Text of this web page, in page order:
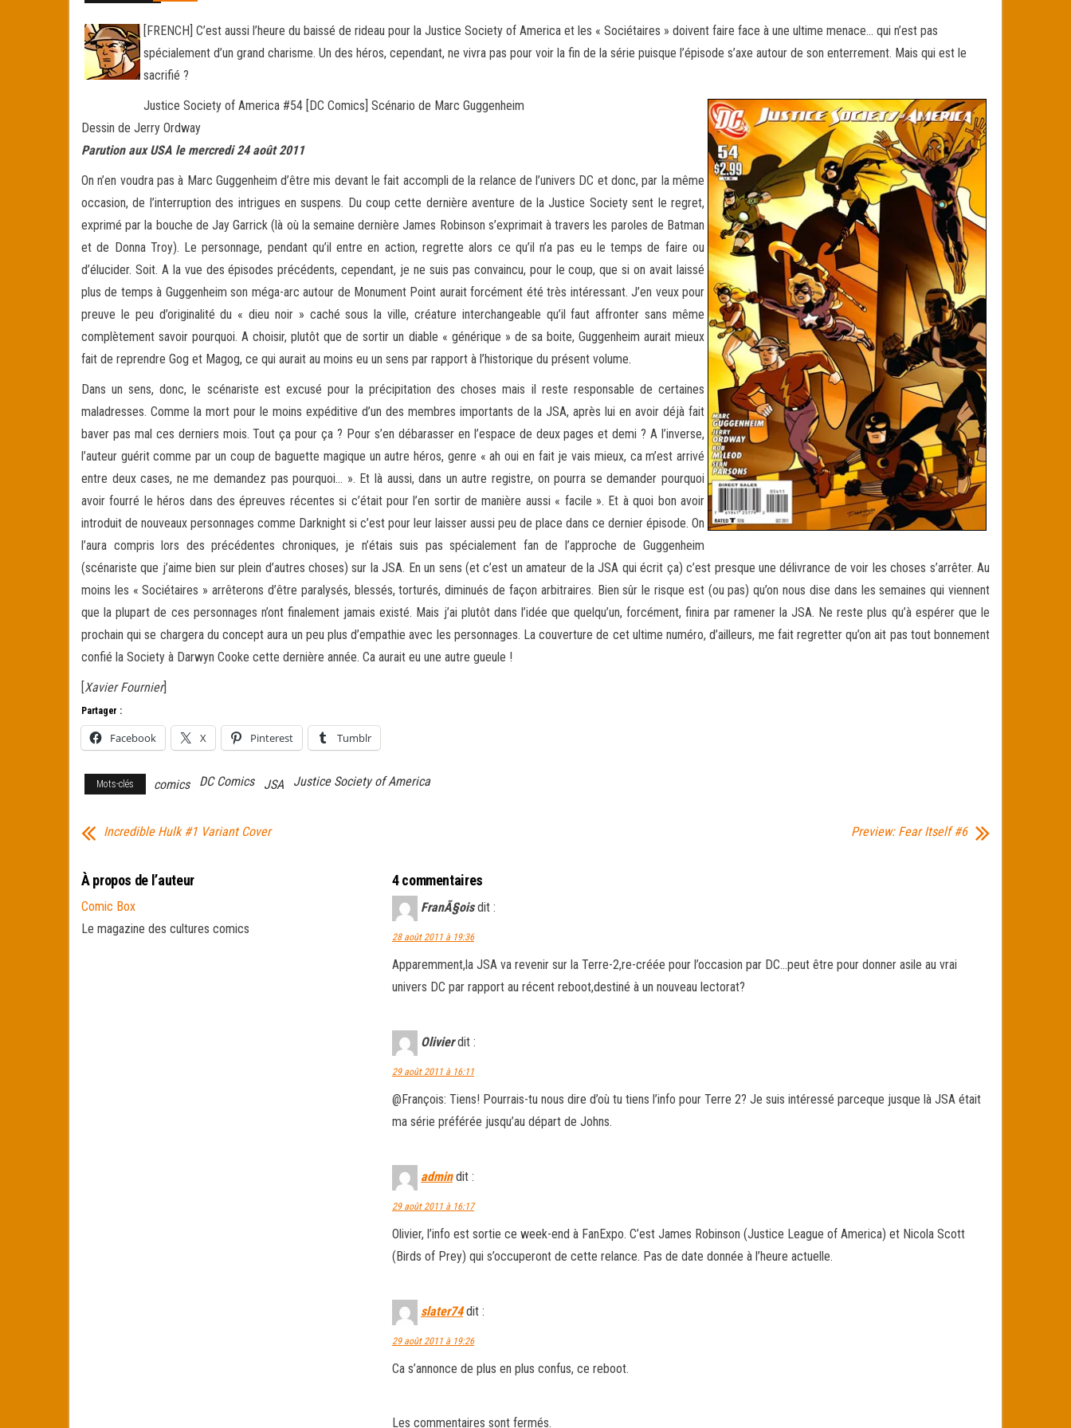
[FRENCH] C’est aussi l’heure du baissé de rideau pour la Justice Society of America et les « Sociétaires » doivent faire face à une ultime menace… qui n’est pas
spécialement d’un grand charisme. Un des héros, cependant, ne vivra pas pour voir la fin de la série puisque l’épisode s’axe autour de son enterrement. Mais qui est le
sacrifié ?
Justice Society of America #54 [DC Comics] Scénario de Marc Guggenheim
Dessin de Jerry Ordway
Parution aux USA le mercredi 24 août 2011
On n’en voudra pas à Marc Guggenheim d’être mis devant le fait accompli de la relance de l’univers DC et donc, par la même
occasion, de l’interruption des intrigues en suspens. Du coup cette dernière aventure de la Justice Society sent le regret,
exprimé par la bouche de Jay Garrick (là où la semaine dernière James Robinson s’exprimait à travers les paroles de Batman
et de Donna Troy). Le personnage, pendant qu’il entre en action, regrette alors ce qu’il n’a pas eu le temps de faire ou
d’élucider. Soit. A la vue des épisodes précédents, cependant, je ne suis pas convaincu, pour le coup, que si on avait laissé
plus de temps à Guggenheim son méga-arc autour de Monument Point aurait forcément été très intéressant. J’en veux pour
preuve le peu d’originalité du « dieu noir » caché sous la ville, créature interchangeable qu’il faut affronter sans même
complètement savoir pourquoi. A choisir, plutôt que de sortir un diable « générique » de sa boite, Guggenheim aurait mieux
fait de reprendre Gog et Magog, ce qui aurait au moins eu un sens par rapport à l’historique du présent volume.
Dans un sens, donc, le scénariste est excusé pour la précipitation des choses mais il reste responsable de certaines
maladresses. Comme la mort pour le moins expéditive d’un des membres importants de la JSA, après lui en avoir déjà fait
baver pas mal ces derniers mois. Tout ça pour ça ? Pour s’en débarasser en l’espace de deux pages et demi ? A l’inverse,
l’auteur guérit comme par un coup de baguette magique un autre héros, genre « ah oui en fait je vais mieux, ca m’est arrivé
entre deux cases, ne me demandez pas pourquoi… ». Et là aussi, dans un autre registre, on pourra se demander pourquoi
avoir fourré le héros dans des épreuves récentes si c’était pour l’en sortir de manière aussi « facile ». Et à quoi bon avoir
introduit de nouveaux personnages comme Darknight si c’est pour leur laisser aussi peu de place dans ce dernier épisode. On
l’aura compris lors des précédentes chroniques, je n’étais suis pas spécialement fan de l’approche de Guggenheim
(scénariste que j’aime bien sur plein d’autres choses) sur la JSA. En un sens (et c’est un amateur de la JSA qui écrit ça) c’est presque une délivrance de voir les choses s’arrêter. Au
moins les « Sociétaires » arrêterons d’être paralysés, blessés, torturés, diminués de façon arbitraires. Bien sûr le risque est (ou pas) qu’on nous dise dans les semaines qui viennent
que la plupart de ces personnages n’ont finalement jamais existé. Mais j’ai plutôt dans l’idée que quelqu’un, forcément, finira par ramener la JSA. Ne reste plus qu’à espérer que le
prochain qui se chargera du concept aura un peu plus d’empathie avec les personnages. La couverture de cet ultime numéro, d’ailleurs, me fait regretter qu’on ait pas tout bonnement
confié la Society à Darwyn Cooke cette dernière année. Ca aurait eu une autre gueule !
[Xavier Fournier]
Partager :
Facebook X Pinterest Tumblr
Mots-clés comics DC Comics JSA Justice Society of America
Incredible Hulk #1 Variant Cover Preview: Fear Itself #6
À propos de l’auteur
Comic Box
Le magazine des cultures comics
4 commentaires
FranÃ§ois dit :
28 août 2011 à 19:36
Apparemment,la JSA va revenir sur la Terre-2,re-créée pour l’occasion par DC…peut être pour donner asile au vrai
univers DC par rapport au récent reboot,destiné à un nouveau lectorat?
Olivier dit :
29 août 2011 à 16:11
@François: Tiens! Pourrais-tu nous dire d’où tu tiens l’info pour Terre 2? Je suis intéressé parceque jusque là JSA était
ma série préférée jusqu’au départ de Johns.
admin dit :
29 août 2011 à 16:17
Olivier, l’info est sortie ce week-end à FanExpo. C’est James Robinson (Justice League of America) et Nicola Scott
(Birds of Prey) qui s’occuperont de cette relance. Pas de date donnée à l’heure actuelle.
slater74 dit :
29 août 2011 à 19:26
Ca s’annonce de plus en plus confus, ce reboot.
Les commentaires sont fermés.